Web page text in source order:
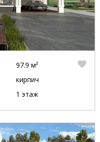
97.9 м²
кирпич
1 этаж